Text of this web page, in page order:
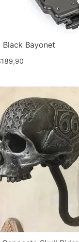
Black Bayonet
189,90